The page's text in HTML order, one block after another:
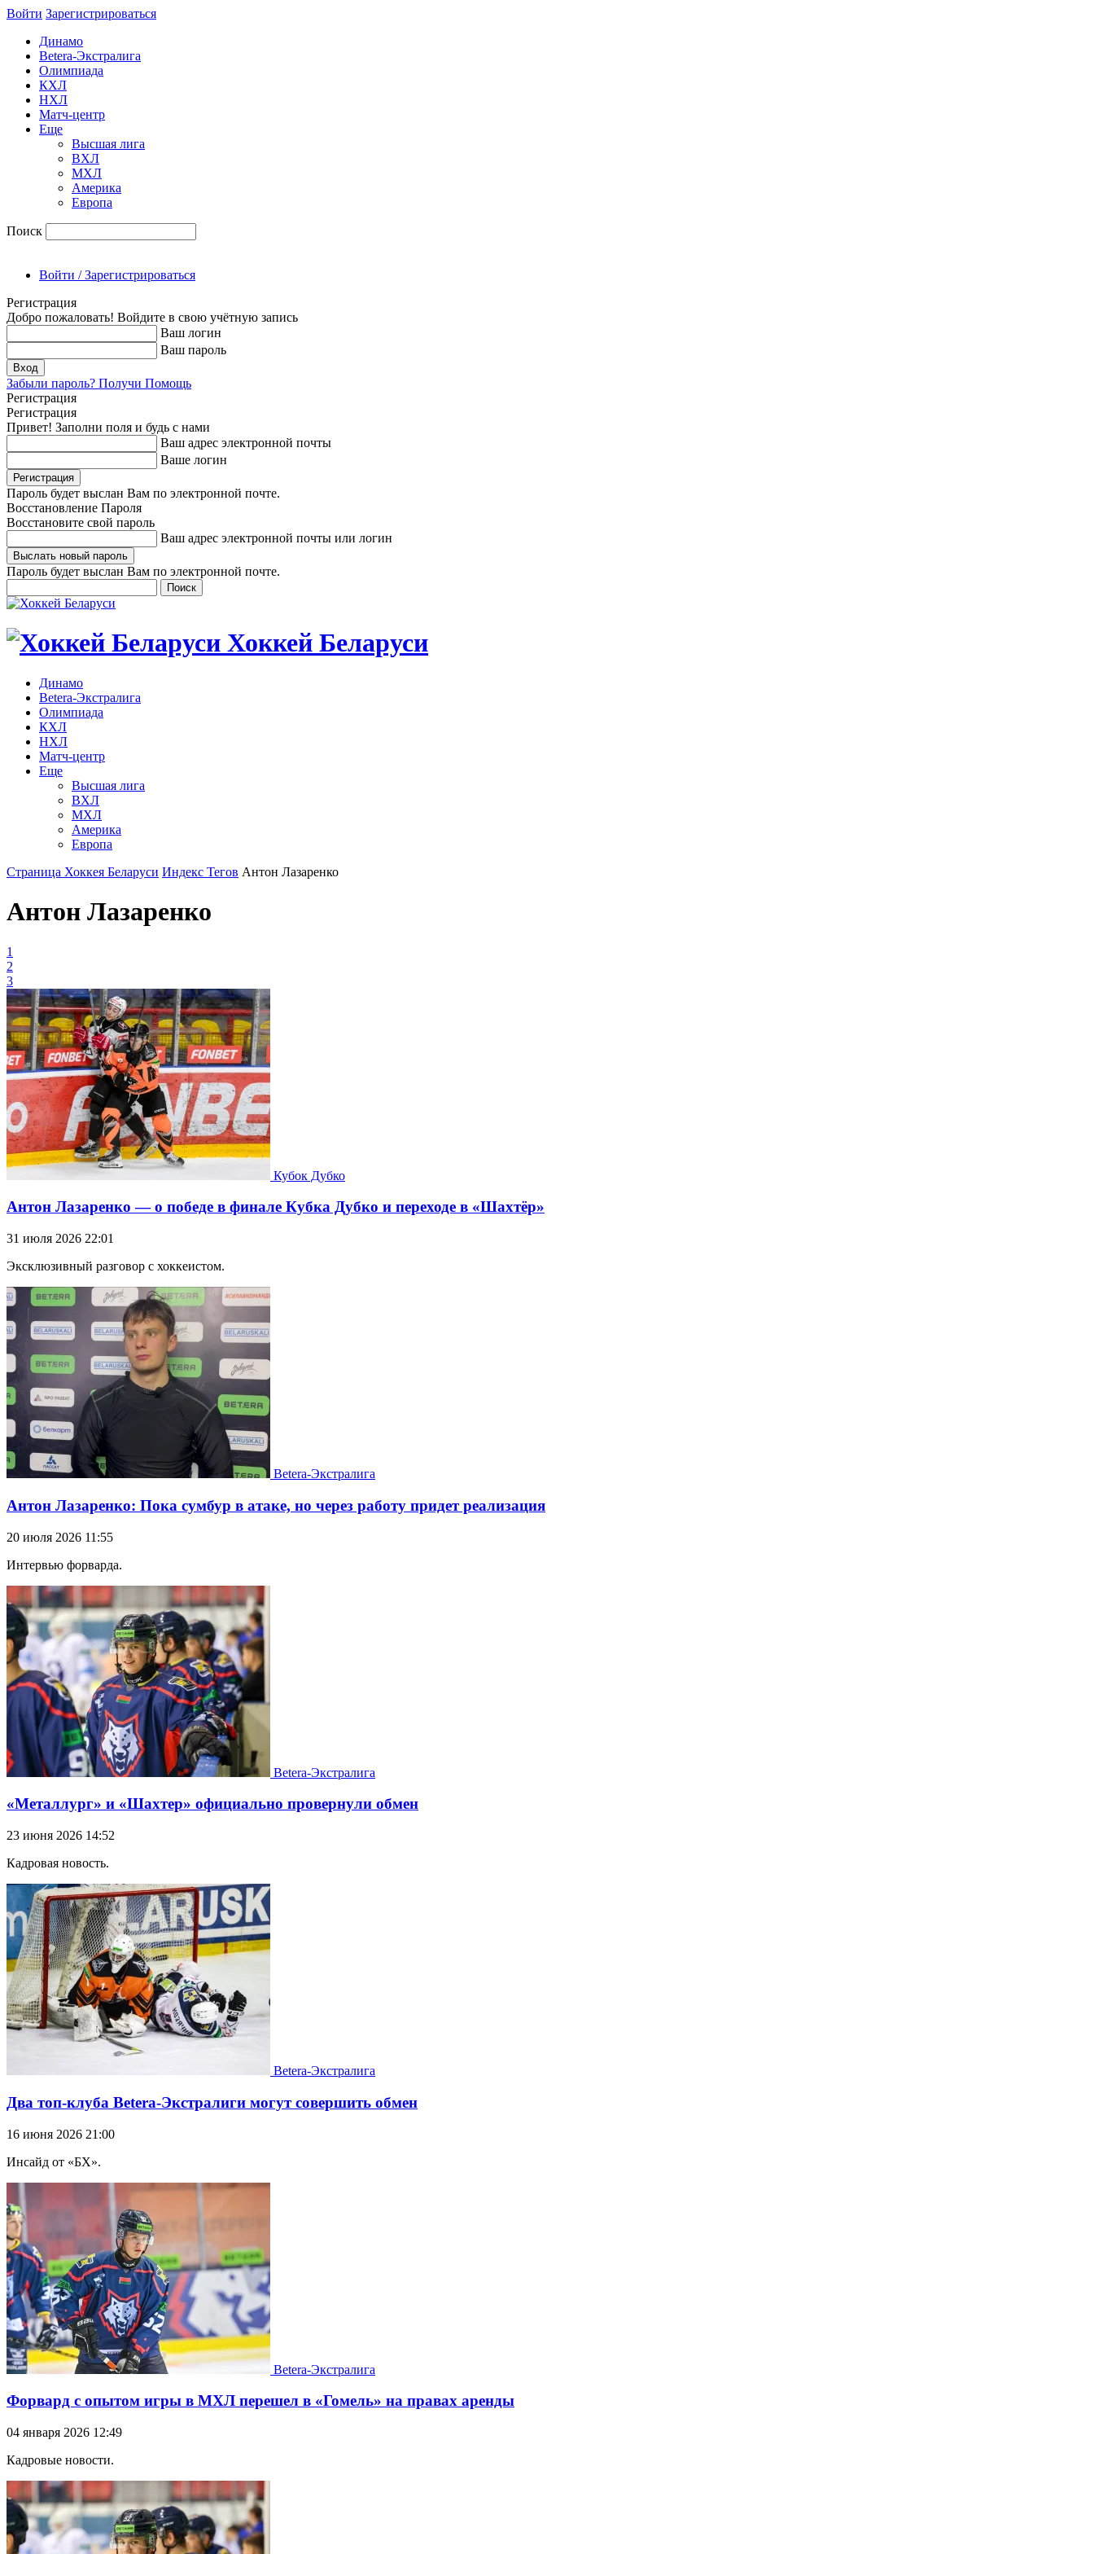
Войти Зарегиcтрироваться
Динамо
Betera-Экстралига
Олимпиада
КХЛ
НХЛ
Матч-центр
Еще
Высшая лига
ВХЛ
МХЛ
Америка
Европа
Поиск
Войти / Зарегистрироваться
Регистрация
Добро пожаловать! Войдите в свою учётную запись
Ваш логин
Ваш пароль
Забыли пароль? Получи Помощь
Регистрация
Регистрация
Привет! Заполни поля и будь с нами
Ваш адрес электронной почты
Ваше логин
Пароль будет выслан Вам по электронной почте.
Восстановление Пароля
Восстановите свой пароль
Ваш адрес электронной почты или логин
Пароль будет выслан Вам по электронной почте.
Хоккей Беларуси
Динамо
Betera-Экстралига
Олимпиада
КХЛ
НХЛ
Матч-центр
Еще
Высшая лига
ВХЛ
МХЛ
Америка
Европа
Страница Хоккея Беларуси Индекс Тегов Антон Лазаренко
Антон Лазаренко
1
2
3
Кубок Дубко
Антон Лазаренко — о победе в финале Кубка Дубко и переходе в «Шахтёр»
31 июля 2026 22:01
Эксклюзивный разговор с хоккеистом.
Betera-Экстралига
Антон Лазаренко: Пока сумбур в атаке, но через работу придет реализация
20 июля 2026 11:55
Интервью форварда.
Betera-Экстралига
«Металлург» и «Шахтер» официально провернули обмен
23 июня 2026 14:52
Кадровая новость.
Betera-Экстралига
Два топ-клуба Betera-Экстралиги могут совершить обмен
16 июня 2026 21:00
Инсайд от «БХ».
Betera-Экстралига
Форвард с опытом игры в МХЛ перешел в «Гомель» на правах аренды
04 января 2026 12:49
Кадровые новости.